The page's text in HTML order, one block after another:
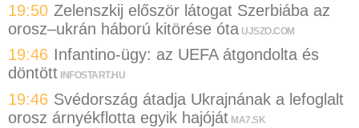
19:50 Zelenszkij először látogat Szerbiába az
orosz–ukrán háború kitörése óta UJSZO.COM
19:46 Infantino-ügy: az UEFA átgondolta és
döntött INFOSTART.HU
19:46 Svédország átadja Ukrajnának a lefoglalt
orosz árnyékflotta egyik hajóját MA7.SK